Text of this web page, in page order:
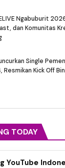
Ngabuburit
dan Komunitas
Single
Resmikan Kick Off
TODAY
YouTube